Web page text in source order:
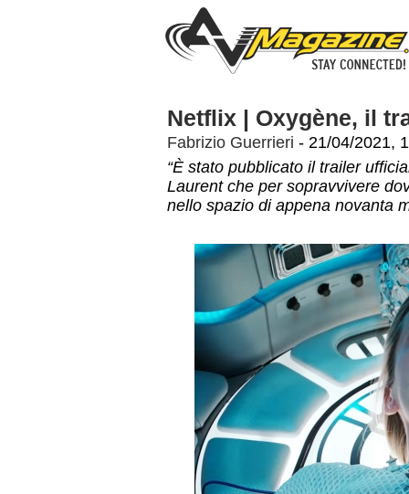
Netflix | Oxygène, il
Fabrizio Guerrieri - 21/04/2021,
“È stato pubblicato il trailer
Laurent che per sopravvivere
nello spazio di appena novanta